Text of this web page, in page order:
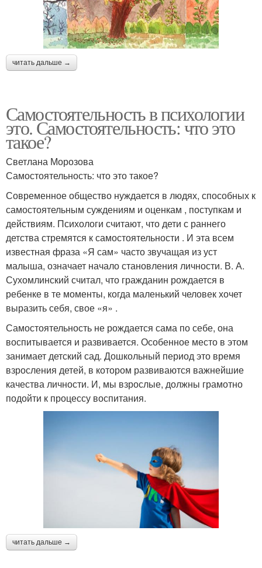
читать дальше →
Самостоятельность в психологии
это. Самостоятельность: что это
такое?
Светлана Морозова
Самостоятельность: что это такое?
Современное общество нуждается в людях, способных к
самостоятельным суждениям и оценкам , поступкам и
действиям. Психологи считают, что дети с раннего
детства стремятся к самостоятельности . И эта всем
известная фраза «Я сам» часто звучащая из уст
малыша, означает начало становления личности. В. А.
Сухомлинский считал, что гражданин рождается в
ребенке в те моменты, когда маленький человек хочет
выразить себя, свое «я» .
Самостоятельность не рождается сама по себе, она
воспитывается и развивается. Особенное место в этом
занимает детский сад. Дошкольный период это время
взросления детей, в котором развиваются важнейшие
качества личности. И, мы взрослые, должны грамотно
подойти к процессу воспитания.
читать дальше →